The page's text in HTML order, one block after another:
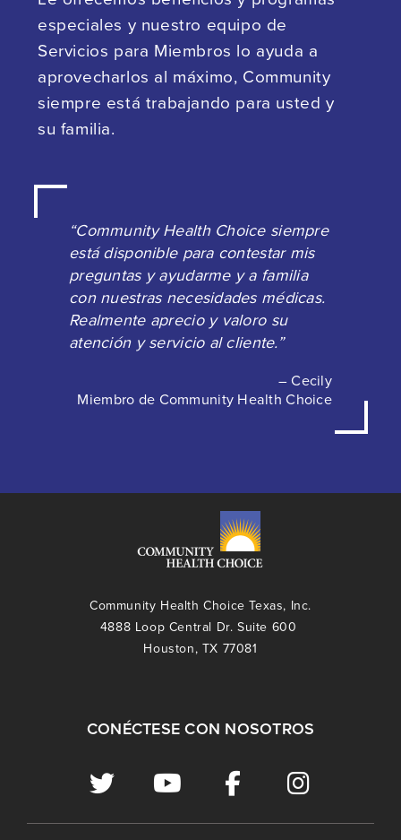
especiales y nuestro equipo de
Servicios para Miembros lo ayuda a
aprovecharlos al máximo, Community
siempre está trabajando para usted y
su familia.
“Community Health Choice siempre
está disponible para contestar mis
preguntas y ayudarme y a familia
con nuestras necesidades médicas.
Realmente aprecio y valoro su
atención y servicio al cliente.”
– Cecily
Miembro de Community Health Choice
Community Health Choice Texas, Inc.
4888 Loop Central Dr. Suite 600
Houston, TX 77081
CONÉCTESE CON NOSOTROS